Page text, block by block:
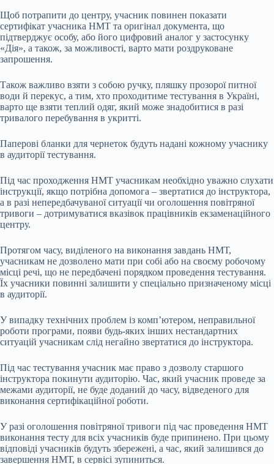
Щоб потрапити до центру, учасник повинен показати
сертифікат учасника НМТ та оригінал документа, що
підтверджує особу, або його цифровий аналог у застосунку
«Дія», а також, за можливості, варто мати роздруковане
запрошення.
Також важливо взяти з собою ручку, пляшку прозорої питної
води й перекус, а тим, хто проходитиме тестування в Україні,
варто ще взяти теплий одяг, який може знадобитися в разі
тривалого перебування в укритті.
Паперові бланки для чернеток будуть надані кожному учаснику
в аудиторії тестування.
Під час проходження НМТ учасникам необхідно уважно слухати
інструкції, якщо потрібна допомога ‒ звертатися до інструктора,
а в разі непередбачуваної ситуації чи оголошення повітряної
тривоги ‒ дотримуватися вказівок працівників екзаменаційного
центру.
Протягом часу, виділеного на виконання завдань НМТ,
учасникам не дозволено мати при собі або на своєму робочому
місці речі, що не передбачені порядком проведення тестування.
Їх учасники повинні залишити у спеціально призначеному місці
в аудиторії.
У випадку технічних проблем із комп’ютером, неправильної
роботи програми, появи будь-яких інших нестандартних
ситуацій учасникам слід негайно звертатися до інструктора.
Під час тестування учасник має право з дозволу старшого
інструктора покинути аудиторію. Час, який учасник проведе за
межами аудиторії, не буде доданий до часу, відведеного для
виконання сертифікаційної роботи.
У разі оголошення повітряної тривоги під час проведення НМТ
виконання тесту для всіх учасників буде припинено. При цьому
відповіді учасників будуть збережені, а час, який залишився до
завершення НМТ, в сервісі зупиниться.